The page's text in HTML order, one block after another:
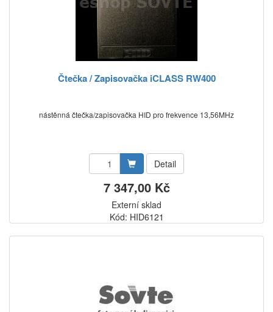
Čtečka / Zapisovačka iCLASS RW400
nástěnná čtečka/zapisovačka HID pro frekvence 13,56MHz
Detail
7 347,00 Kč
Externí sklad
Kód: HID6121